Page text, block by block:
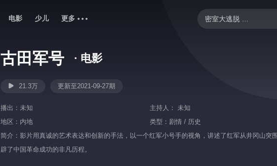
爸爸当家 第五季
电影 少儿 更多
古田军号 · 电影
21.3万 更新至2021-09-27期
播出： 未知 主持人： 未知
地区： 内地 类型： 剧情 / 历史
简介：影片用真诚的艺术表达和创新的手法，以一个红军小号手的视角，讲述了红军从井冈山
辟了中国革命成功的非凡历程。